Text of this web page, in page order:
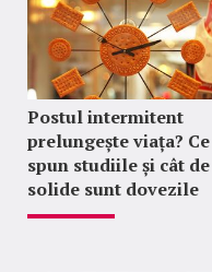
Postul intermitent
prelungește viața? Ce
spun studiile și cât de
solide sunt dovezile